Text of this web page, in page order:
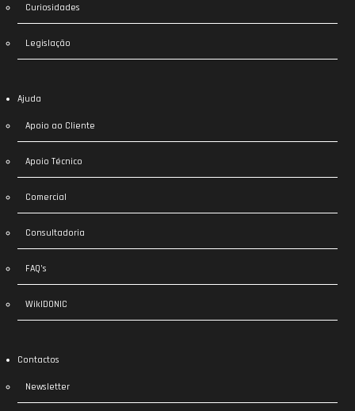
Curiosidades
Legislação
Ajuda
Apoio ao Cliente
Apoio Técnico
Comercial
Consultadoria
FAQ’s
WikIDONIC
Contactos
Newsletter